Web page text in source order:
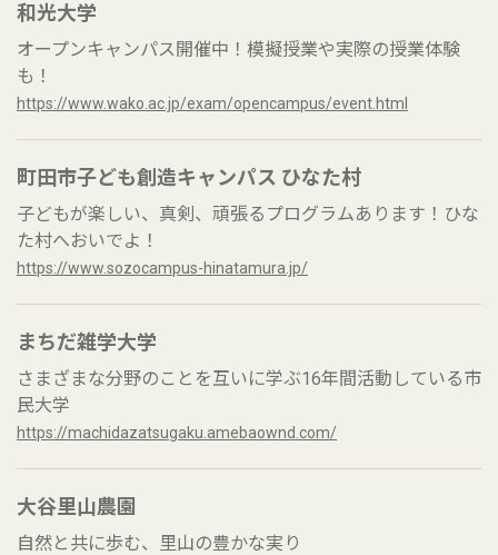
和光大学
オープンキャンパス開催中！模擬授業や実際の授業体験
も！
https://www.wako.ac.jp/exam/opencampus/event.html
町田市子ども創造キャンパス ひなた村
子どもが楽しい、真剣、頑張るプログラムあります！ひな
た村へおいでよ！
https://www.sozocampus-hinatamura.jp/
まちだ雑学大学
さまざまな分野のことを互いに学ぶ16年間活動している市
民大学
https://machidazatsugaku.amebaownd.com/
大谷里山農園
自然と共に歩む、里山の豊かな実り